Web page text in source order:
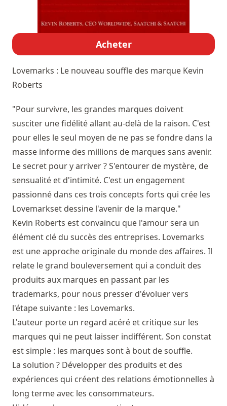
Acheter
Lovemarks : Le nouveau souffle des marque Kevin
Roberts
"Pour survivre, les grandes marques doivent
susciter une fidélité allant au-delà de la raison. C'est
pour elles le seul moyen de ne pas se fondre dans la
masse informe des millions de marques sans avenir.
Le secret pour y arriver ? S'entourer de mystère, de
sensualité et d'intimité. C'est un engagement
passionné dans ces trois concepts forts qui crée les
Lovemarkset dessine l'avenir de la marque."
Kevin Roberts est convaincu que l'amour sera un
élément clé du succès des entreprises. Lovemarks
est une approche originale du monde des affaires. Il
relate le grand bouleversement qui a conduit des
produits aux marques en passant par les
trademarks, pour nous presser d'évoluer vers
l'étape suivante : les Lovemarks.
L'auteur porte un regard acéré et critique sur les
marques qui ne peut laisser indifférent. Son constat
est simple : les marques sont à bout de souffle.
La solution ? Développer des produits et des
expériences qui créent des relations émotionnelles à
long terme avec les consommateurs.